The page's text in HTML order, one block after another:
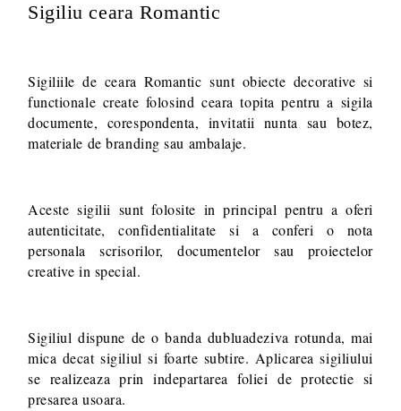
Va multumim! Veti fi contactat pentru stabilirea eventualelor detalii
suplimentare necesare procesarii comenzii dumneavoastra.
Sigiliu ceara Romantic
Sigiliile de ceara Romantic sunt obiecte decorative si
functionale create folosind ceara topita pentru a sigila
documente, corespondenta, invitatii nunta sau botez,
materiale de branding sau ambalaje.
Aceste sigilii sunt folosite in principal pentru a oferi
autenticitate, confidentialitate si a conferi o nota
personala scrisorilor, documentelor sau proiectelor
creative in special.
Sigiliul dispune de o banda dubluadeziva rotunda, mai
mica decat sigiliul si foarte subtire. Aplicarea sigiliului
se realizeaza prin indepartarea foliei de protectie si
presarea usoara.